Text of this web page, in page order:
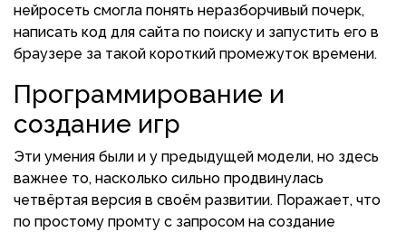
нейросеть смогла понять неразборчивый почерк,
написать код для сайта по поиску и запустить его в
браузере за такой короткий промежуток времени.
Программирование и
создание игр
Эти умения были и у предыдущей модели, но здесь
важнее то, насколько сильно продвинулась
четвёртая версия в своём развитии. Поражает, что
по простому промту с запросом на создание